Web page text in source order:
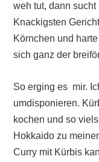
weh tut, dann
Knackigsten
Körnchen und
sich ganz der
So erging es mir.
umdisponieren.
kochen und so
Hokkaido zu
Curry mit Kürbis